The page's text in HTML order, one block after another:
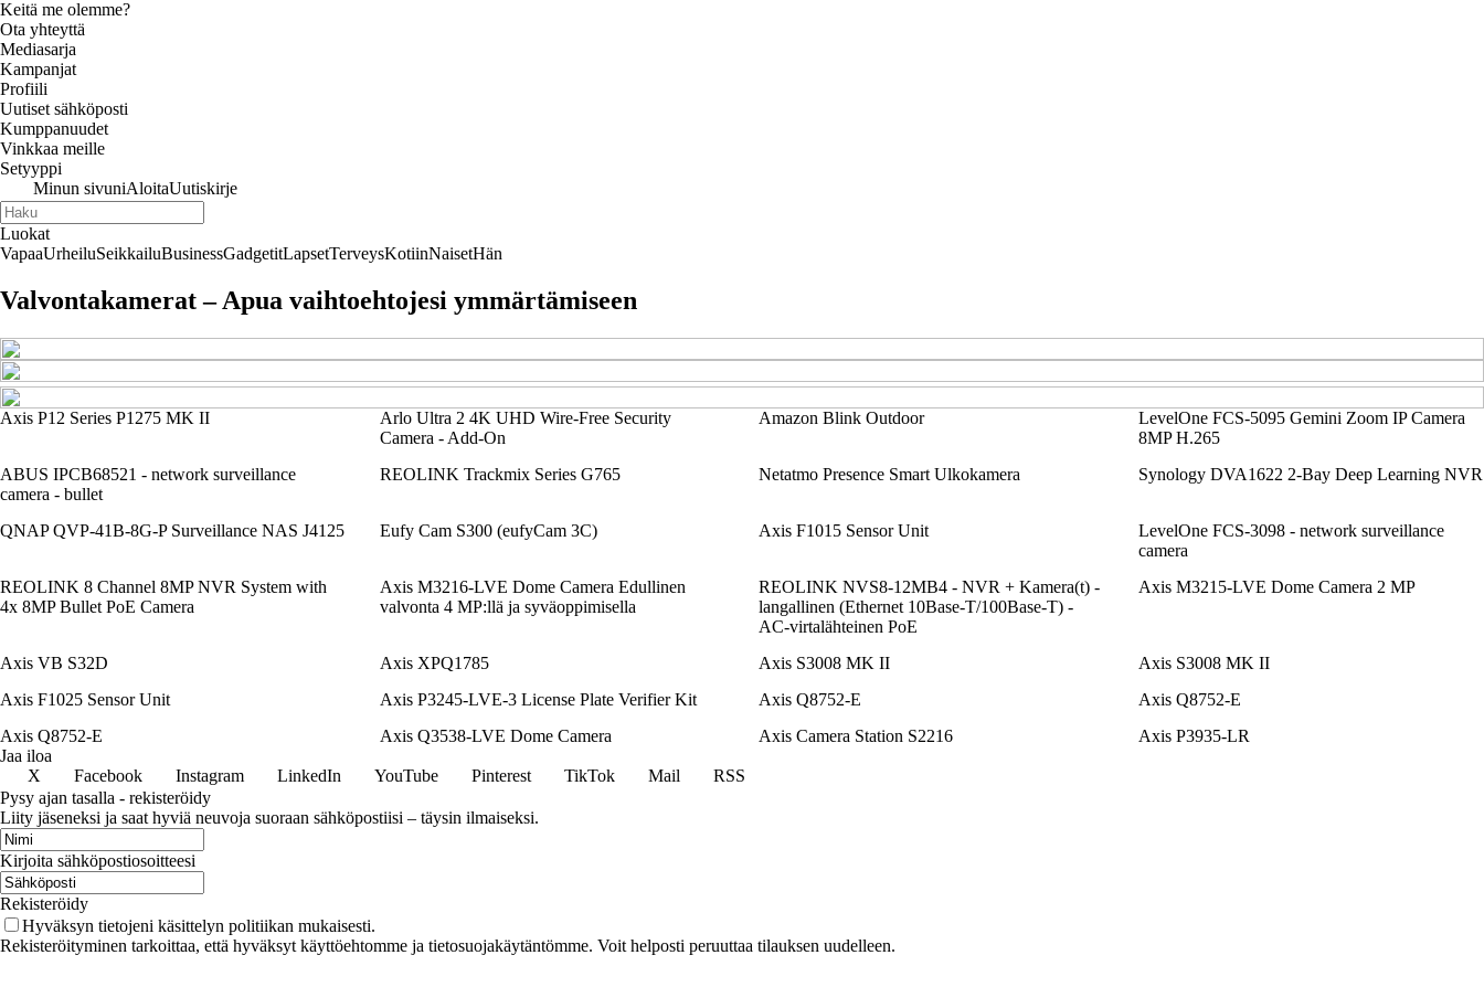
Keitä me olemme?
Ota yhteyttä
Mediasarja
Kampanjat
Profiili
Uutiset sähköposti
Kumppanuudet
Vinkkaa meille
Setyyppi
Minun sivuniAloitaUutiskirje
Luokat
VapaaUrheiluSeikkailuBusinessGadgetitLapsetTerveysKotiinNaisetHän
Valvontakamerat – Apua vaihtoehtojesi ymmärtämiseen
Axis P12 Series P1275 MK II
Arlo Ultra 2 4K UHD Wire-Free Security
Camera - Add-On
Amazon Blink Outdoor
LevelOne FCS-5095 Gemini Zoom IP Camera
8MP H.265
ABUS IPCB68521 - network surveillance
camera - bullet
REOLINK Trackmix Series G765 Netatmo Presence Smart Ulkokamera Synology DVA1622 2-Bay Deep Learning NVR
QNAP QVP-41B-8G-P Surveillance NAS J4125 Eufy Cam S300 (eufyCam 3C) Axis F1015 Sensor Unit
LevelOne FCS-3098 - network surveillance
camera
REOLINK 8 Channel 8MP NVR System with
4x 8MP Bullet PoE Camera
Axis M3216-LVE Dome Camera Edullinen
valvonta 4 MP:llä ja syväoppimisella
REOLINK NVS8-12MB4 - NVR + Kamera(t) -
langallinen (Ethernet 10Base-T/100Base-T) -
AC-virtalähteinen PoE
Axis M3215-LVE Dome Camera 2 MP
Axis VB S32D Axis XPQ1785 Axis S3008 MK II
Axis S3008 MK II
Axis F1025 Sensor Unit
Axis P3245-LVE-3 License Plate Verifier Kit Axis Q8752-E
Axis Q8752-E
Axis Q8752-E
Axis Q3538-LVE Dome Camera Axis Camera Station S2216
Axis P3935-LR
Jaa iloa
X
Facebook Instagram LinkedIn YouTube Pinterest TikTok Mail
RSS
Pysy ajan tasalla - rekisteröidy
Liity jäseneksi ja saat hyviä neuvoja suoraan sähköpostiisi – täysin ilmaiseksi.
Kirjoita sähköpostiosoitteesi
Rekisteröidy
Hyväksyn tietojeni käsittelyn politiikan mukaisesti.
Rekisteröityminen tarkoittaa, että hyväksyt käyttöehtomme ja tietosuojakäytäntömme. Voit helposti peruuttaa tilauksen uudelleen.